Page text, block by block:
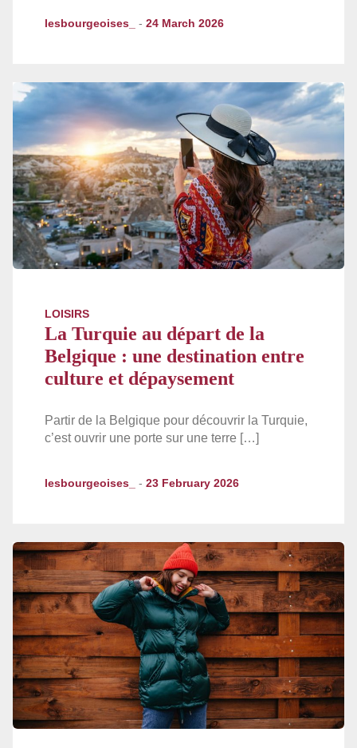
lesbourgeoises_ - 24 March 2026
LOISIRS
La Turquie au départ de la
Belgique : une destination entre
culture et dépaysement
Partir de la Belgique pour découvrir la Turquie,
c’est ouvrir une porte sur une terre […]
lesbourgeoises_ - 23 February 2026